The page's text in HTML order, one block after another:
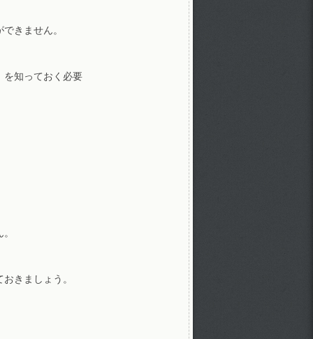
きません。
を知っておく必要
きましょう。